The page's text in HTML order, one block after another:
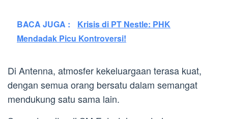
BACA JUGA :
Krisis di PT Nestle: PHK
Mendadak Picu Kontroversi!
Di Antenna, atmosfer kekeluargaan terasa kuat,
dengan semua orang bersatu dalam semangat
mendukung satu sama lain.